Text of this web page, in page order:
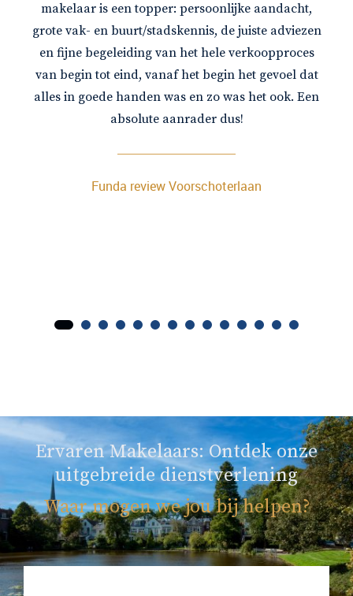
makelaar is een topper: persoonlijke aandacht,
grote vak- en buurt/stadskennis, de juiste adviezen
en fijne begeleiding van het hele verkoopproces
van begin tot eind, vanaf het begin het gevoel dat
alles in goede handen was en zo was het ook. Een
absolute aanrader dus!
Funda review Voorschoterlaan
Ervaren Makelaars: Ontdek onze
uitgebreide dienstverlening
Waar mogen we jou bij helpen?